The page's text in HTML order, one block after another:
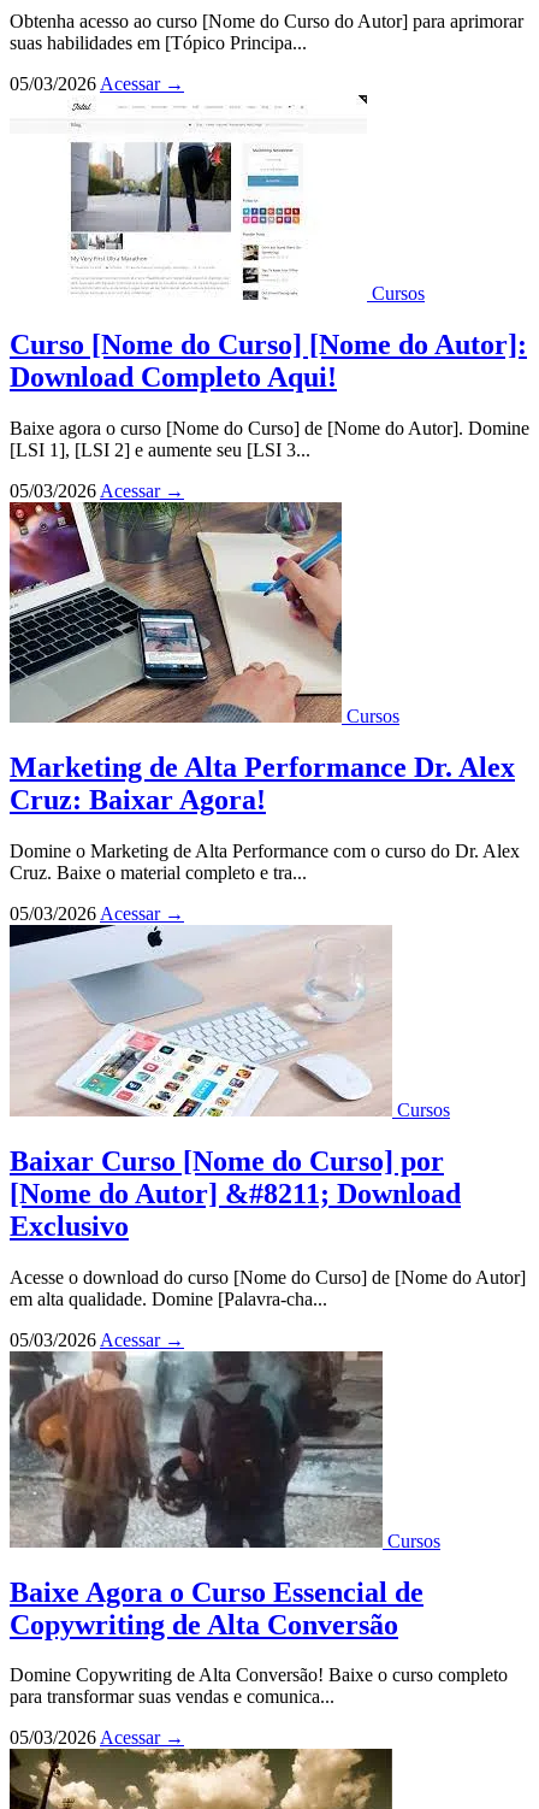
Obtenha acesso ao curso [Nome do Curso do Autor] para aprimorar
suas habilidades em [Tópico Principa...
05/03/2026 Acessar →
Cursos
Curso [Nome do Curso] [Nome do Autor]:
Download Completo Aqui!
Baixe agora o curso [Nome do Curso] de [Nome do Autor]. Domine
[LSI 1], [LSI 2] e aumente seu [LSI 3...
05/03/2026 Acessar →
Cursos
Marketing de Alta Performance Dr. Alex
Cruz: Baixar Agora!
Domine o Marketing de Alta Performance com o curso do Dr. Alex
Cruz. Baixe o material completo e tra...
05/03/2026 Acessar →
Cursos
Baixar Curso [Nome do Curso] por
[Nome do Autor] &#8211; Download
Exclusivo
Acesse o download do curso [Nome do Curso] de [Nome do Autor]
em alta qualidade. Domine [Palavra-cha...
05/03/2026 Acessar →
Cursos
Baixe Agora o Curso Essencial de
Copywriting de Alta Conversão
Domine Copywriting de Alta Conversão! Baixe o curso completo
para transformar suas vendas e comunica...
05/03/2026Acessar →